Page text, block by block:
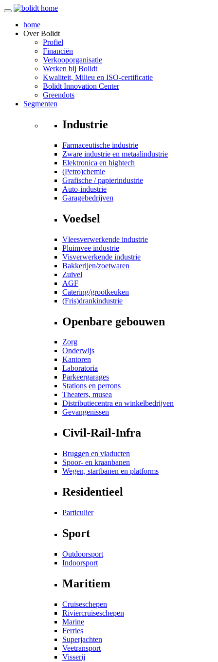
home
OverBolidt
Profiel
Financiën
Verkooporganisatie
Werken bij Bolidt
Kwaliteit, Milieu en ISO-certificatie
Bolidt Innovation Center
Greendots
Segmenten
Industrie
Farmaceutische industrie
Zware industrie en metaalindustrie
Elektronica en hightech
(Petro)chemie
Grafische / papierindustrie
Auto-industrie
Garagebedrijven
Voedsel
Vleesverwerkende industrie
Pluimvee industrie
Visverwerkende industrie
Bakkerijen/zoetwaren
Zuivel
AGF
Catering/grootkeuken
(Fris)drankindustrie
Openbare gebouwen
Zorg
Onderwijs
Kantoren
Laboratoria
Parkeergarages
Stations en perrons
Theaters, musea
Distributiecentra en winkelbedrijven
Gevangenissen
Civil-Rail-Infra
Bruggen en viaducten
Spoor- en kraanbanen
Wegen, startbanen en platforms
Residentieel
Particulier
Sport
Outdoorsport
Indoorsport
Maritiem
Cruiseschepen
Riviercruiseschepen
Marine
Ferries
Superjachten
Veetransport
Visserij